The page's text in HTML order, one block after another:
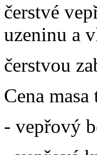
čerstvé
uzeninu a
čerstvou
Cena
- vepřový